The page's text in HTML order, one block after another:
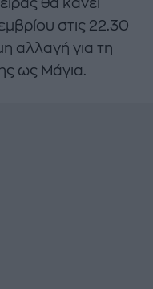
θα κάνει
στις 22.30
αλλαγή για τη
ως Μάγια.